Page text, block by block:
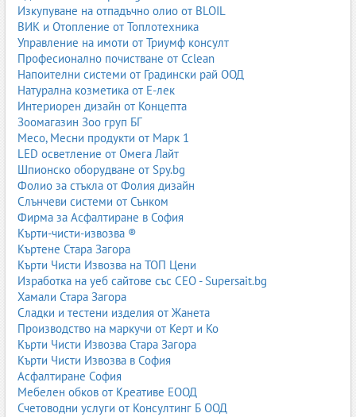
Изкупуване на отпадъчно олио от BLOIL
ВИК и Отопление от Топлотехника
Управление на имоти от Триумф консулт
Професионално почистване от Cclean
Напоителни системи от Градински рай ООД
Натурална козметика от Е-лек
Интериорен дизайн от Концепта
Зоомагазин Зоо груп БГ
Месо, Месни продукти от Марк 1
LED осветление от Омега Лайт
Шпионско оборудване от Spy.bg
Фолио за стъкла от Фолия дизайн
Слънчеви системи от Сънком
Фирма за Асфалтиране в София
Кърти-чисти-извозва ®
Къртене Стара Загора
Кърти Чисти Извозва на ТОП Цени
Изработка на уеб сайтове със СЕО - Supersait.bg
Хамали Стара Загора
Сладки и тестени изделия от Жанета
Производство на маркучи от Керт и Ко
Кърти Чисти Извозва Стара Загора
Кърти Чисти Извозва в София
Асфалтиране София
Мебелен обков от Креативе ЕООД
Счетоводни услуги от Консултинг Б ООД